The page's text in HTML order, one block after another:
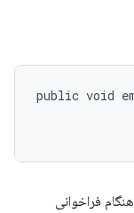
public void
فراخوانی